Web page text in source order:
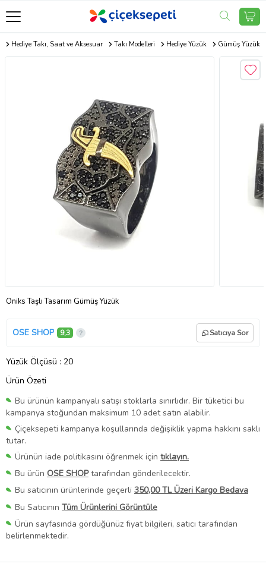
Hediye Takı, Saat ve Aksesuar Takı Modelleri Hediye Yüzük Gümüş Yüzük
Oniks Taşlı Tasarım Gümüş Yüzük
OSE SHOP 9,3 Satıcıya Sor
Yüzük Ölçüsü : 20
Ürün Özeti
Bu ürünün kampanyalı satışı stoklarla sınırlıdır. Bir tüketici bu
kampanya stoğundan maksimum 10 adet satın alabilir.
Çiçeksepeti kampanya koşullarında değişiklik yapma hakkını saklı
tutar.
Ürünün iade politikasını öğrenmek için tıklayın.
Bu ürün OSE SHOPtarafından gönderilecektir.
Bu satıcının ürünlerinde geçerli 350,00 TL Üzeri Kargo Bedava
Bu Satıcının Tüm Ürünlerini Görüntüle
Ürün sayfasında gördüğünüz fiyat bilgileri, satıcı tarafından
belirlenmektedir.